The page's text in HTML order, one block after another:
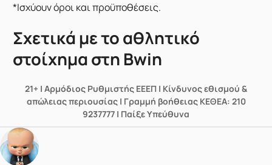
*Ισχύουν όροι και προϋποθέσεις.
Σχετικά με το αθλητικό
στοίχημα στη Bwin
21+ | Αρμόδιος Ρυθμιστής ΕΕΕΠ | Κίνδυνος εθισμού &
απώλειας περιουσίας | Γραμμή βοήθειας ΚΕΘΕΑ: 210
9237777 | Παίξε Υπεύθυνα